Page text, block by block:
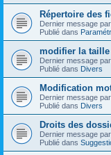
Répertoire des
Dernier message par
Publié dans
modifier la taille
Dernier message par
Publié dans Divers
Modification
Dernier message par
Publié dans Divers
Droits des
Dernier message par
Publié dans